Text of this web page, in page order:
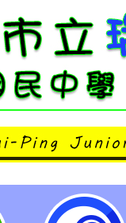
能系列研